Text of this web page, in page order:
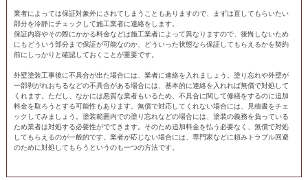
業者によっては保証対象外にされてしまうこともありますので、まずは直してもらいたい
部分を冷静にチェックして施工業者に連絡をします。
保証内容やその際にかかる料金などは施工業者によって異なりますので、後悔しないため
にもどういう部分まで保証が可能なのか、どういった状態なら保証してもらえるかを契約
前にしっかりと確認しておくことが重要です。
外壁塗装工事後に不具合が出た場合には、業者に連絡を入れましょう。塗り忘れや外壁が
一部剥がれおちるなどの不具合がある場合には、基本的に連絡を入れれば無償で対処して
くれます。ただし、なかには悪質な業者もいるため、不具合に関して修繕をするのに追加
料金を取ろうとする可能性もあります。無償で対応してくれない場合には、見積書をチェ
ックしてみましょう。塗装範囲内での塗り忘れなどの場合には、塗装の義務を負っている
ため業者は対処する必要性がでてきます。そのため追加料金を払う必要なく、無償で対処
してもらえるのが一般的です。業者が応じない場合には、専門家などに頼みトラブル回避
のために対処してもらうというのも一つの方法です。